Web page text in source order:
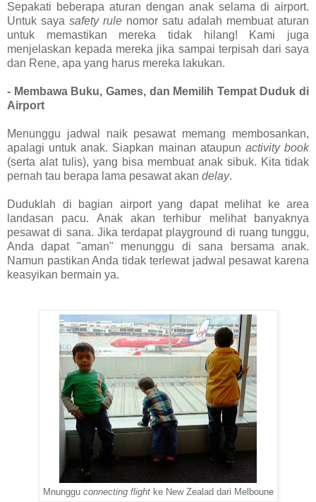
Sepakati beberapa aturan dengan anak selama di airport.
Untuk saya safety rule nomor satu adalah membuat aturan
untuk memastikan mereka tidak hilang! Kami juga
menjelaskan kepada mereka jika sampai terpisah dari saya
dan Rene, apa yang harus mereka lakukan.
- Membawa Buku, Games, dan Memilih Tempat Duduk di
Airport
Menunggu jadwal naik pesawat memang membosankan,
apalagi untuk anak. Siapkan mainan ataupun activity book
(serta alat tulis), yang bisa membuat anak sibuk. Kita tidak
pernah tau berapa lama pesawat akan delay.
Duduklah di bagian airport yang dapat melihat ke area
landasan pacu. Anak akan terhibur melihat banyaknya
pesawat di sana. Jika terdapat playground di ruang tunggu,
Anda dapat "aman" menunggu di sana bersama anak.
Namun pastikan Anda tidak terlewat jadwal pesawat karena
keasyikan bermain ya.
Mnunggu connecting flightke New Zealad dari Melboune